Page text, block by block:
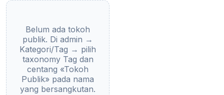
Belum ada tokoh
publik. Di admin →
Kategori/Tag → pilih
taxonomy Tag dan
centang «Tokoh
Publik» pada nama
yang bersangkutan.